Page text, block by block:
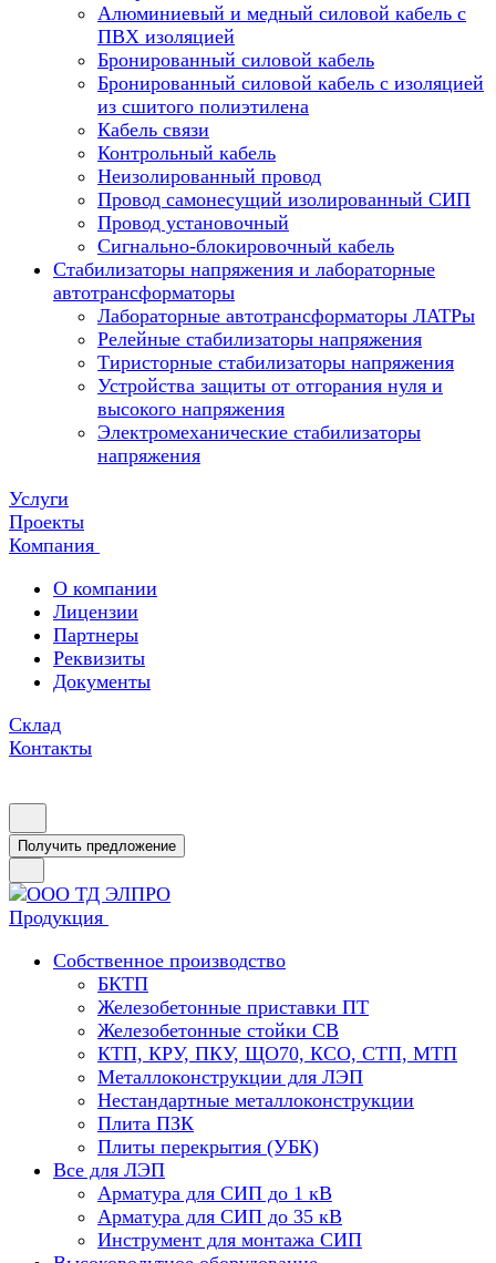
Алюминиевый и медный силовой кабель с
ПВХ изоляцией
Бронированный силовой кабель
Бронированный силовой кабель с изоляцией
из сшитого полиэтилена
Кабель связи
Контрольный кабель
Неизолированный провод
Провод самонесущий изолированный СИП
Провод установочный
Сигнально-блокировочный кабель
Стабилизаторы напряжения и лабораторные
автотрансформаторы
Лабораторные автотрансформаторы ЛАТРы
Релейные стабилизаторы напряжения
Тиристорные стабилизаторы напряжения
Устройства защиты от отгорания нуля и
высокого напряжения
Электромеханические стабилизаторы
напряжения
Услуги
Проекты
Компания
О компании
Лицензии
Партнеры
Реквизиты
Документы
Склад
Контакты
Получить предложение
Продукция
Собственное производство
БКТП
Железобетонные приставки ПТ
Железобетонные стойки СВ
КТП, КРУ, ПКУ, ЩО70, КСО, СТП, МТП
Металлоконструкции для ЛЭП
Нестандартные металлоконструкции
Плита ПЗК
Плиты перекрытия (УБК)
Все для ЛЭП
Арматура для СИП до 1 кВ
Арматура для СИП до 35 кВ
Инструмент для монтажа СИП